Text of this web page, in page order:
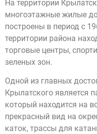
На территории
многоэтажные жилые
построены в период с
территории района
торговые центры,
зеленых зон.
Одной из главных
Крылатского является
который находится на
прекрасный вид на
каток, трассы для